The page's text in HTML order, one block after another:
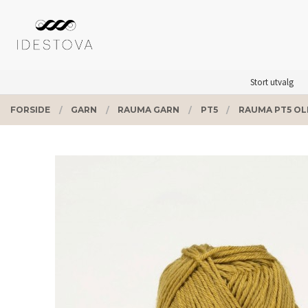
innholdet
Stort utvalg
PRODUKTER
FORSIDE GARN RAUMA GARN PT5 RAUMA PT5